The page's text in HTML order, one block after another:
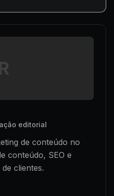
editorial
de conteúdo no
conteúdo, SEO e
clientes.